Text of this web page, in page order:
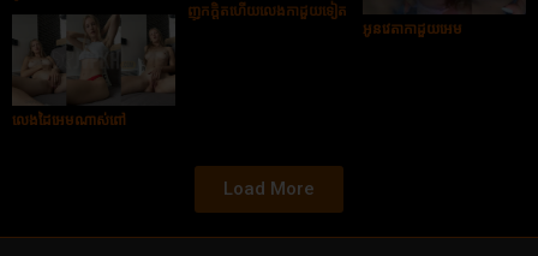
ញុកក្ដិតហើយលេងកាដួយទៀត
អូនវេតាកាដួយអេម
លេងដៃអេមណាស់ពៅ
Load More